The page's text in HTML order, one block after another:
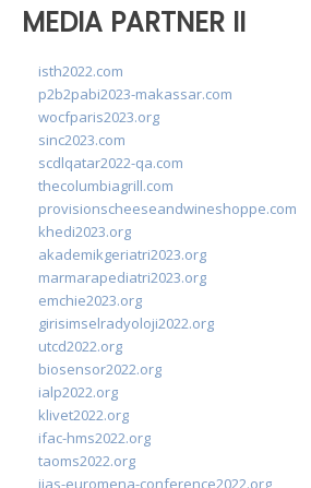
MEDIA PARTNER II
isth2022.com
p2b2pabi2023-makassar.com
wocfparis2023.org
sinc2023.com
scdlqatar2022-qa.com
thecolumbiagrill.com
provisionscheeseandwineshoppe.com
khedi2023.org
akademikgeriatri2023.org
marmarapediatri2023.org
emchie2023.org
girisimselradyoloji2022.org
utcd2022.org
biosensor2022.org
ialp2022.org
klivet2022.org
ifac-hms2022.org
taoms2022.org
iias-euromena-conference2022.org